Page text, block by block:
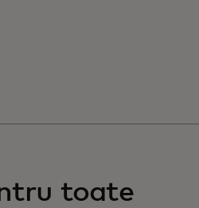
toate